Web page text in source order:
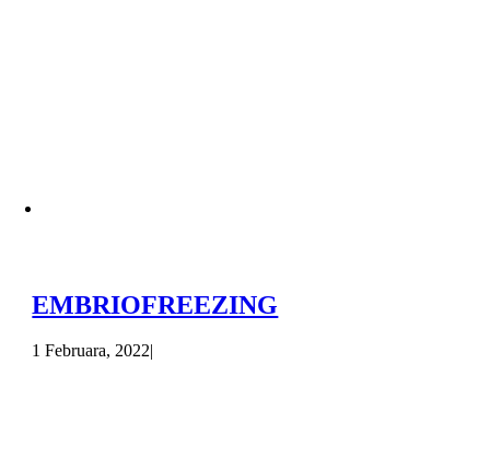
EMBRIOFREEZING
1 Februara, 2022|